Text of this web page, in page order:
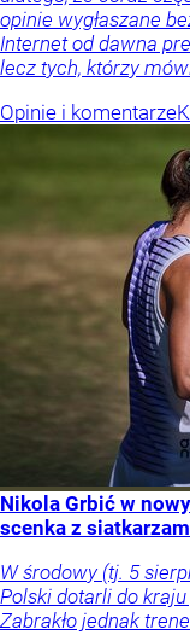
opinie wygłaszane
Internet od dawna
lecz tych, którzy
Opinie i komentarze
Nikola Grbić w
scenka z
W środowy (tj. 5
Polski dotarli do
Zabrakło jednak